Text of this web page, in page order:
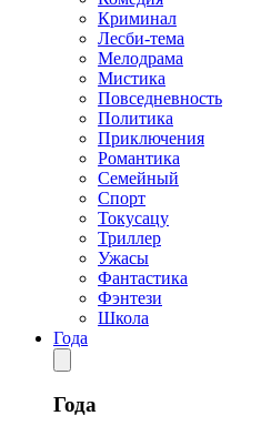
Криминал
Лесби-тема
Мелодрама
Мистика
Повседневность
Политика
Приключения
Романтика
Семейный
Спорт
Токусацу
Триллер
Ужасы
Фантастика
Фэнтези
Школа
Года
Года